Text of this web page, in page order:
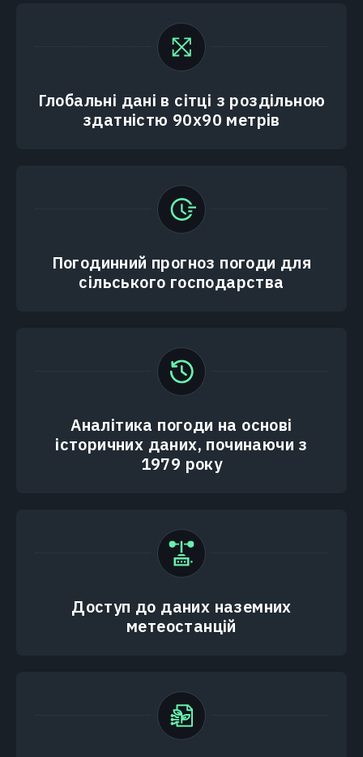
Глобальні дані в сітці з роздільною
здатністю 90x90 метрів
Погодинний прогноз погоди для
сільського господарства
Аналітика погоди на основі
історичних даних, починаючи з
1979 року
Доступ до даних наземних
метеостанцій